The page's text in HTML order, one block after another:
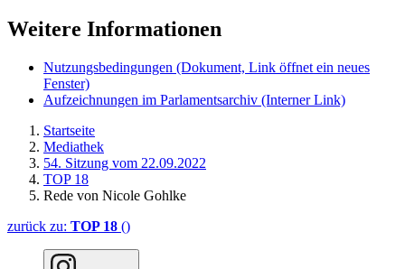
Weitere Informationen
Nutzungsbedingungen (Dokument, Link öffnet ein neues
Fenster)
Aufzeichnungen im Parlamentsarchiv (Interner Link)
Startseite
Mediathek
54. Sitzung vom 22.09.2022
TOP 18
Rede von Nicole Gohlke
zurück zu: TOP 18 ()